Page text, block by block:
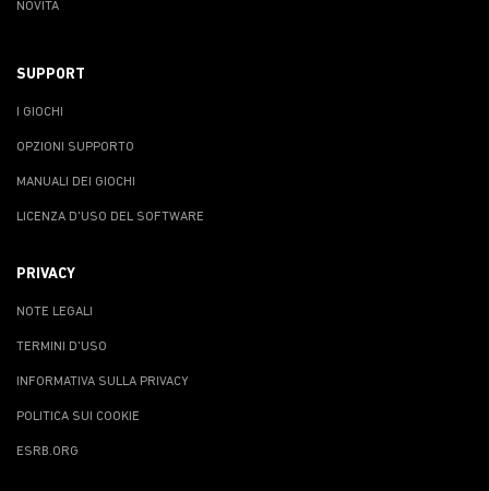
NOVITÀ
SUPPORT
I GIOCHI
OPZIONI SUPPORTO
MANUALI DEI GIOCHI
LICENZA D'USO DEL SOFTWARE
PRIVACY
NOTE LEGALI
TERMINI D'USO
INFORMATIVA SULLA PRIVACY
POLITICA SUI COOKIE
ESRB.ORG